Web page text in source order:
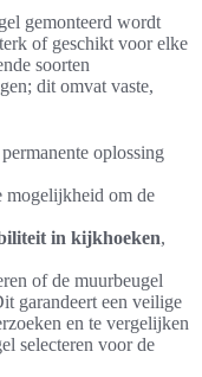
gemonteerd wordt
of geschikt voor elke
soorten
dit omvat vaste,
oplossing
mogelijkheid om de
in kijkhoeken,
of de muurbeugel
garandeert een veilige
en te vergelijken
selecteren voor de